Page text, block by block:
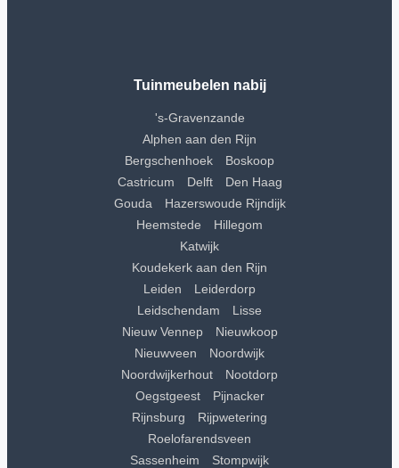
Tuinmeubelen nabij
's-Gravenzande
Alphen aan den Rijn
Bergschenhoek
Boskoop
Castricum
Delft
Den Haag
Gouda
Hazerswoude Rijndijk
Heemstede
Hillegom
Katwijk
Koudekerk aan den Rijn
Leiden
Leiderdorp
Leidschendam
Lisse
Nieuw Vennep
Nieuwkoop
Nieuwveen
Noordwijk
Noordwijkerhout
Nootdorp
Oegstgeest
Pijnacker
Rijnsburg
Rijpwetering
Roelofarendsveen
Sassenheim
Stompwijk